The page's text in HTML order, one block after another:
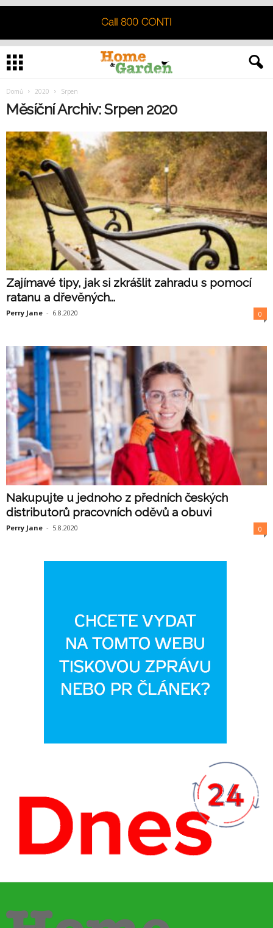
Domů 2020 Srpen
Měsíční Archiv: Srpen 2020
Zajímavé tipy, jak si zkrášlit zahradu s pomocí
ratanu a dřevěných...
Perry Jane - 6.8.2020 0
Nakupujte u jednoho z předních českých
distributorů pracovních oděvů a obuvi
Perry Jane - 5.8.2020 0